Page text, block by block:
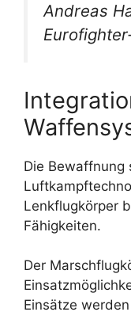
Andreas
Die
Lenkflugkörper
Fähigkeiten.
Der
Einsätze